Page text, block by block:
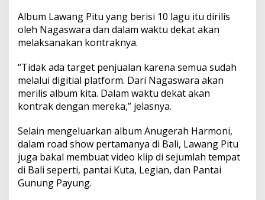
i
d
i
H
r
d
R
o
c
C
a
f
e
B
a
Album Lawang Pitu yang berisi 10 lagu itu dirilis
oleh Nagaswara dan dalam waktu dekat akan
melaksanakan kontraknya.
“Tidak ada target penjualan karena semua sudah
melalui digitial platform. Dari Nagaswara akan
merilis album kita. Dalam waktu dekat akan
kontrak dengan mereka,” jelasnya.
Selain mengeluarkan album Anugerah Harmoni,
dalam road show pertamanya di Bali, Lawang Pitu
juga bakal membuat video klip di sejumlah tempat
di Bali seperti, pantai Kuta, Legian, dan Pantai
Gunung Payung.